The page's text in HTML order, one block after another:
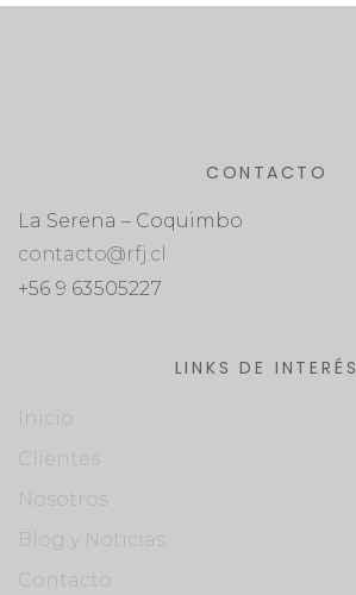
CONTACTO
La Serena – Coquimbo
contacto@rfj.cl
+56 9 63505227
LINKS DE INTERÉS
Inicio
Clientes
Nosotros
Blog y Noticias
Contacto